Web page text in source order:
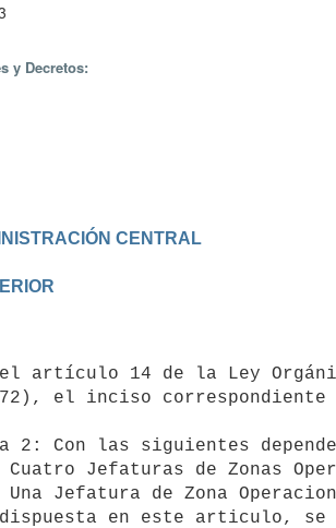
y Decretos:
CENTRAL
el inciso correspondiente
en este articulo, se